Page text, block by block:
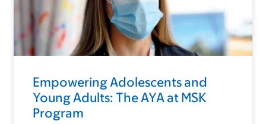
Empowering Adolescents and
Young Adults: The AYA at MSK
Program